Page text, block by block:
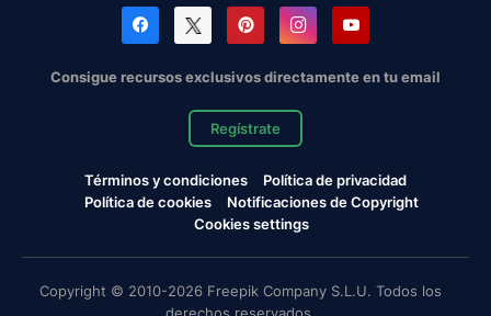
Consigue recursos exclusivos directamente en tu email
Regístrate
Términos y condiciones
Política de privacidad
Política de cookies
Notificaciones de Copyright
Cookies settings
Copyright © 2010-2026 Freepik Company S.L.U. Todos los